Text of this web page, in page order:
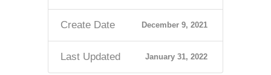
Create Date December 9, 2021
Last Updated January 31, 2022